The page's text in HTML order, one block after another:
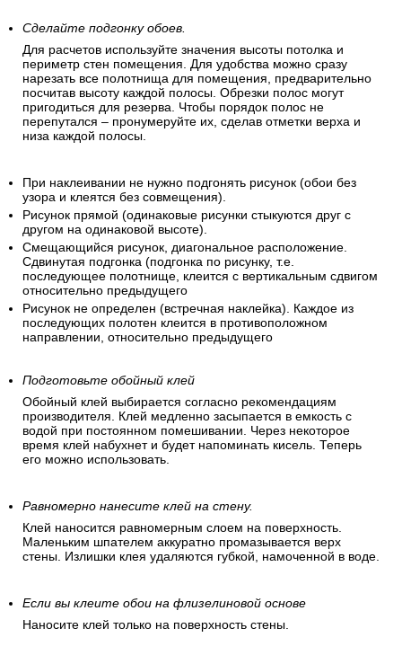
Сделайте подгонку обоев.
Для расчетов используйте значения высоты потолка и
периметр стен помещения. Для удобства можно сразу
нарезать все полотнища для помещения, предварительно
посчитав высоту каждой полосы. Обрезки полос могут
пригодиться для резерва. Чтобы порядок полос не
перепутался – пронумеруйте их, сделав отметки верха и
низа каждой полосы.
При наклеивании не нужно подгонять рисунок (обои без
узора и клеятся без совмещения).
Рисунок прямой (одинаковые рисунки стыкуются друг с
другом на одинаковой высоте).
Смещающийся рисунок, диагональное расположение.
Сдвинутая подгонка (подгонка по рисунку, т.е.
последующее полотнище, клеится с вертикальным сдвигом
относительно предыдущего
Рисунок не определен (встречная наклейка). Каждое из
последующих полотен клеится в противоположном
направлении, относительно предыдущего
Подготовьте обойный клей
Обойный клей выбирается согласно рекомендациям
производителя. Клей медленно засыпается в емкость с
водой при постоянном помешивании. Через некоторое
время клей набухнет и будет напоминать кисель. Теперь
его можно использовать.
Равномерно нанесите клей на стену.
Клей наносится равномерным слоем на поверхность.
Маленьким шпателем аккуратно промазывается верх
стены. Излишки клея удаляются губкой, намоченной в воде.
Если вы клеите обои на флизелиновой основе
Наносите клей только на поверхность стены.